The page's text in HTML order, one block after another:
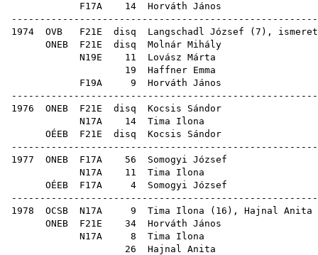
F17A 14
Horváth János
1974 OVB F21E disq Langschadl József ( 7 ),
ONEB F21E disq
Molnár Mihály
N19E 11
Lovász Márta
19
Haffner Emma
F19A 9
Horváth János
1976 ONEB F21E disq
Kocsis Sándor
N17A 14
Tima Ilona
OÉEB F21E disq
Kocsis Sándor
1977 ONEB F17A 56
Somogyi József
N17A 11
Tima Ilona
OÉEB F17A 4
Somogyi József
1978 OCSB N17A 9 Tima Ilona ( 16 ), Hajnal Anita
ONEB F21E 34
Horváth János
N17A 8
Tima Ilona
26
Hajnal Anita